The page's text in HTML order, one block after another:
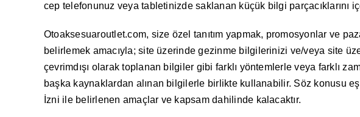
cep telefonunuz veya tabletinizde saklanan küçük bilgi parçacıklarını
Otoaksesuaroutlet.com, size özel tanıtım yapmak, promosyonlar ve
belirlemek amacıyla; site üzerinde gezinme bilgilerinizi ve/veya site
çevrimdışı olarak toplanan bilgiler gibi farklı yöntemlerle veya farklı
başka kaynaklardan alınan bilgilerle birlikte kullanabilir. Söz konusu
İzni ile belirlenen amaçlar ve kapsam dahilinde kalacaktır.